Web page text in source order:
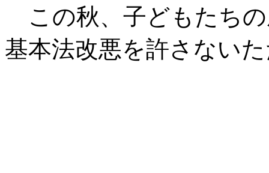
この秋、子どもたち
基本法改悪を許さない